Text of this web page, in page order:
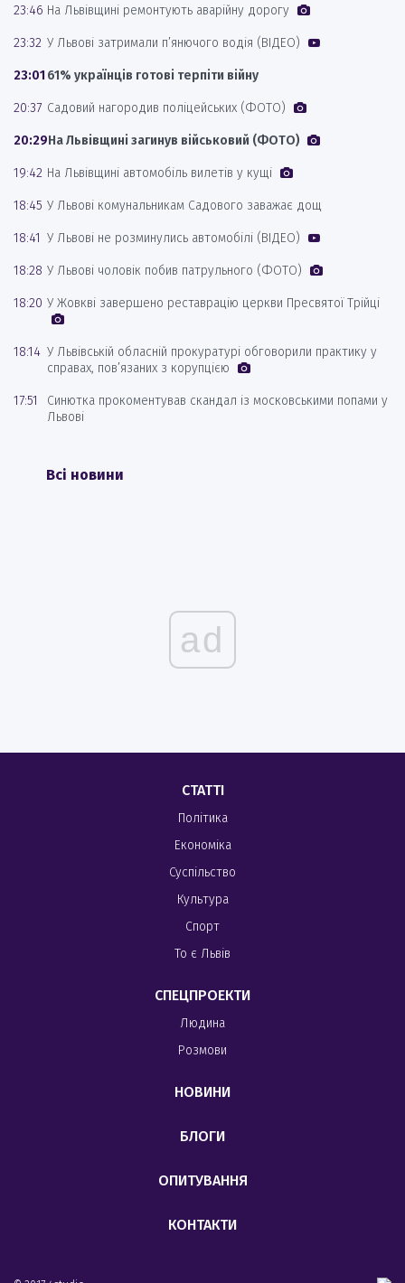
23:46 На Львівщині ремонтують аварійну дорогу
23:32 У Львові затримали п’янючого водія (ВІДЕО)
23:01 61% українців готові терпіти війну
20:37 Садовий нагородив поліцейських (ФОТО)
20:29На Львівщині загинув військовий (ФОТО)
19:42 На Львівщині автомобіль вилетів у кущі
18:45 У Львові комунальникам Садового заважає дощ
18:41 У Львові не розминулись автомобілі (ВІДЕО)
18:28 У Львові чоловік побив патрульного (ФОТО)
18:20 У Жовкві завершено реставрацію церкви Пресвятої Трійці
18:14 У Львівській обласній прокуратурі обговорили практику у
справах, пов’язаних з корупцією
17:51
Синютка прокоментував скандал із московськими попами у
Львові
Всі новини
ad
СТАТТІ
Політика
Економіка
Суспільство
Культура
Спорт
То є Львів
СПЕЦПРОЕКТИ
Людина
Розмови
НОВИНИ
БЛОГИ
ОПИТУВАННЯ
КОНТАКТИ